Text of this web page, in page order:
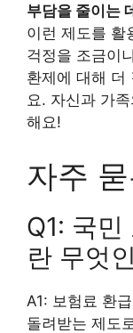
부담을 줄이는
이런 제도를 활
걱정을 조금이
환제에 대해 더
요. 자신과 가
해요!
자주
Q1: 국민
란 무엇
A1: 보험료 환
돌려받는 제도